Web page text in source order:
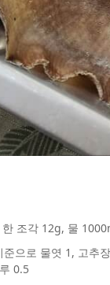
조각 12g, 물
으로 물엿 1, 고추
0.5